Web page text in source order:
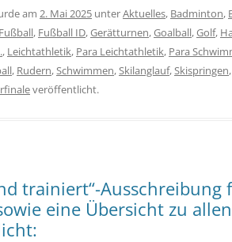
am 2. Mai 2025 unterAktuelles, Badminton,
Fußball, Fußball ID,Gerätturnen,Goalball,Golf,
, Leichtathletik, Para Leichtathletik, Para
, Rudern,Schwimmen,Skilanglauf,Skispringen,
veröffentlicht.
trainiert“-
eine Übersicht zu